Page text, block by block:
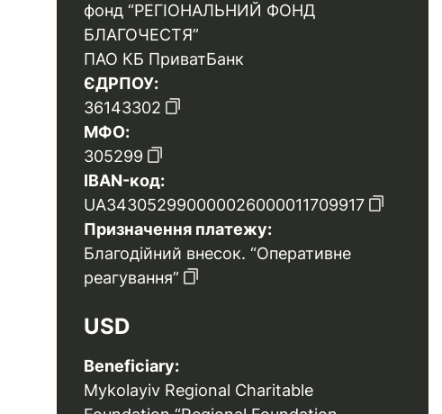
фонд “РЕГІОНАЛЬНИЙ ФОНД
БЛАГОЧЕСТЯ”
ПАО КБ ПриватБанк
ЄДРПОУ:
36143302
МФО:
305299
IBAN-код:
UA343052990000026000011709917
Призначення платежу:
Благодійний внесок. “Оперативне
реагування”
USD
Beneficiary:
Mykolayiv Regional Charitable